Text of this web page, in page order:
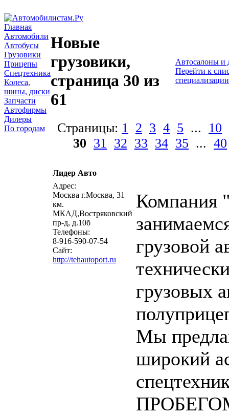
Главная
Автомобили
Автобусы
Грузовики
Прицепы
Спецтехника
Колеса,
шины, диски
Запчасти
Автофирмы
Дилеры
По городам
Новые
грузовики,
страница 30 из
61
Автосалоны и
Перейти к
специализации
Страницы: 1 2 3 4 5 ... 10
30 31 32 33 34 35 ... 40
Лидер Авто
Адрес:
Москва г.Москва, 31
км.
МКАД,Востряковский
пр-д, д.10б
Телефоны:
8-916-590-07-54
Сайт:
http://tehautoport.ru
Компания
грузовой
грузовых
Мы
широкий